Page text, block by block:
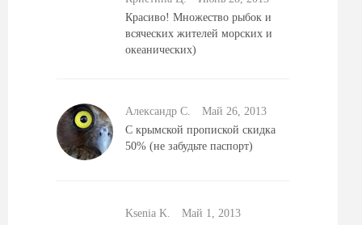
Красиво! Множество рыбок и
всяческих жителей морских и
океанических)
Александр С.
Май 26, 2013
С крымской пропиской скидка
50% (не забудьте паспорт)
Ksenia K.
Май 1, 2013